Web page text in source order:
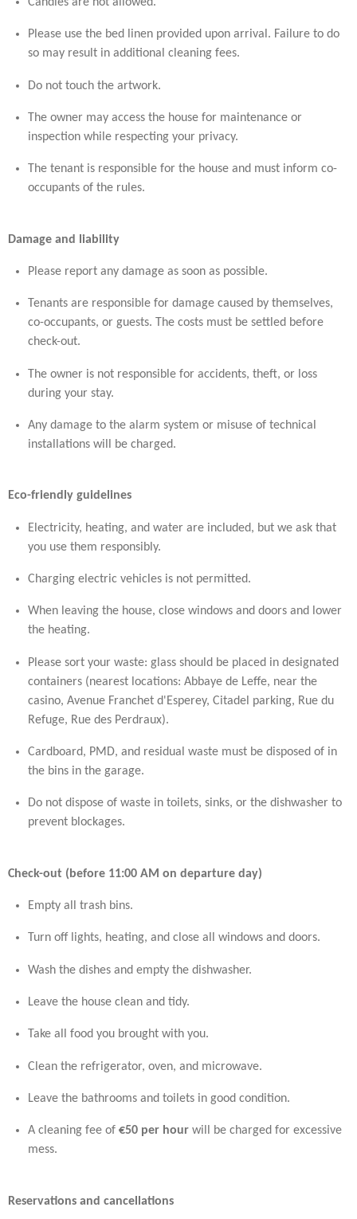
Please use the bed linen provided upon arrival. Failure to do
so may result in additional cleaning fees.
Do not touch the artwork.
The owner may access the house for maintenance or
inspection while respecting your privacy.
The tenant is responsible for the house and must inform co-
occupants of the rules.
Damage and liability
Please report any damage as soon as possible.
Tenants are responsible for damage caused by themselves,
co-occupants, or guests. The costs must be settled before
check-out.
The owner is not responsible for accidents, theft, or loss
during your stay.
Any damage to the alarm system or misuse of technical
installations will be charged.
Eco-friendly guidelines
Electricity, heating, and water are included, but we ask that
you use them responsibly.
Charging electric vehicles is not permitted.
When leaving the house, close windows and doors and lower
the heating.
Please sort your waste: glass should be placed in designated
containers (nearest locations: Abbaye de Leffe, near the
casino, Avenue Franchet d'Esperey, Citadel parking, Rue du
Refuge, Rue des Perdraux).
Cardboard, PMD, and residual waste must be disposed of in
the bins in the garage.
Do not dispose of waste in toilets, sinks, or the dishwasher to
prevent blockages.
Check-out (before 11:00 AM on departure day)
Empty all trash bins.
Turn off lights, heating, and close all windows and doors.
Wash the dishes and empty the dishwasher.
Leave the house clean and tidy.
Take all food you brought with you.
Clean the refrigerator, oven, and microwave.
Leave the bathrooms and toilets in good condition.
A cleaning fee of €50 per hourwill be charged for excessive
mess.
Reservations and cancellations